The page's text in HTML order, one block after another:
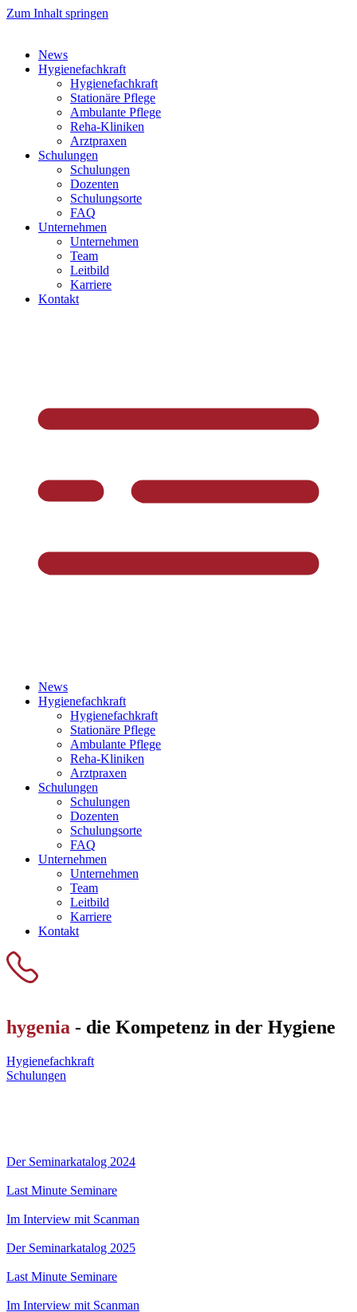
Zum Inhalt springen
News
Hygienefachkraft
Hygienefachkraft
Stationäre Pflege
Ambulante Pflege
Reha-Kliniken
Arztpraxen
Schulungen
Schulungen
Dozenten
Schulungsorte
FAQ
Unternehmen
Unternehmen
Team
Leitbild
Karriere
Kontakt
News
Hygienefachkraft
Hygienefachkraft
Stationäre Pflege
Ambulante Pflege
Reha-Kliniken
Arztpraxen
Schulungen
Schulungen
Dozenten
Schulungsorte
FAQ
Unternehmen
Unternehmen
Team
Leitbild
Karriere
Kontakt
hygenia - die Kompetenz in der Hygiene
Hygienefachkraft
Schulungen
Der Seminarkatalog 2024
Last Minute Seminare
Im Interview mit Scanman
Der Seminarkatalog 2025
Last Minute Seminare
Im Interview mit Scanman